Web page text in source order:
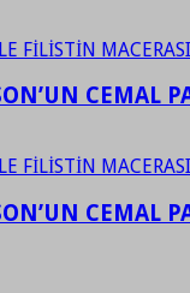
CEMAL
CEMAL